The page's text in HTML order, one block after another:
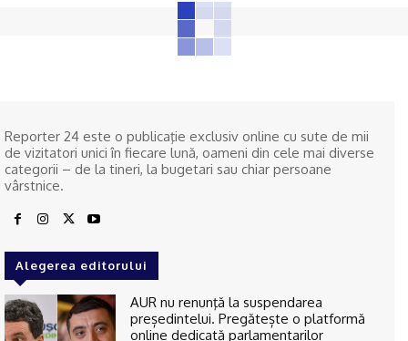
Reporter 24 este o publicaţie exclusiv online cu sute de mii
de vizitatori unici în fiecare lună, oameni din cele mai diverse
categorii – de la tineri, la bugetari sau chiar persoane
vârstnice.
Alegerea editorului
AUR nu renunţă la suspendarea
președintelui. Pregătește o platformă
online dedicată parlamentarilor